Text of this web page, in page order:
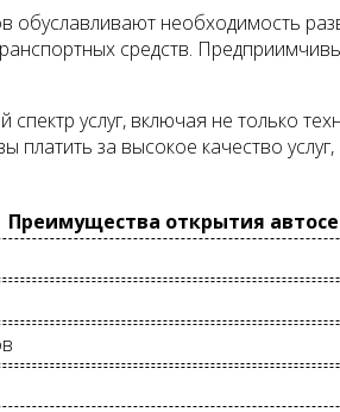
обуславливают необходимость
средств.
услуг, включая не только
платить за высокое качество
Преимущества открытия